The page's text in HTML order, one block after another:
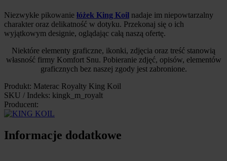
Niezwykłe pikowanie łóżek King Koil nadaje im niepowtarzalny
charakter oraz delikatność w dotyku. Przekonaj się o ich
wyjątkowym designie, oglądając całą naszą ofertę.
Niektóre elementy graficzne, ikonki, zdjęcia oraz treść stanowią
własność firmy Komfort Snu. Pobieranie zdjęć, opisów, elementów
graficznych bez naszej zgody jest zabronione.
Produkt: Materac Royalty King Koil
SKU / Indeks: kingk_m_royalt
Producent:
Informacje dodatkowe